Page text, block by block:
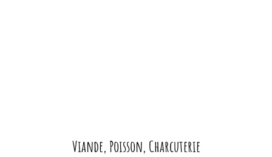
Viande, Poisson, Charcuterie